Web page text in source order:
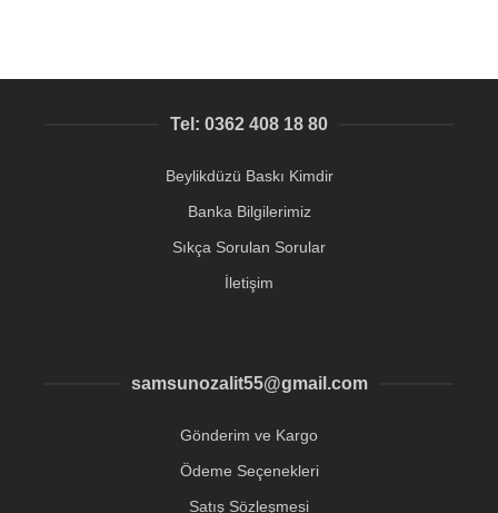
Tel: 0362 408 18 80
Beylikdüzü Baskı Kimdir
Banka Bilgilerimiz
Sıkça Sorulan Sorular
İletişim
samsunozalit55@gmail.com
Gönderim ve Kargo
Ödeme Seçenekleri
Satış Sözleşmesi